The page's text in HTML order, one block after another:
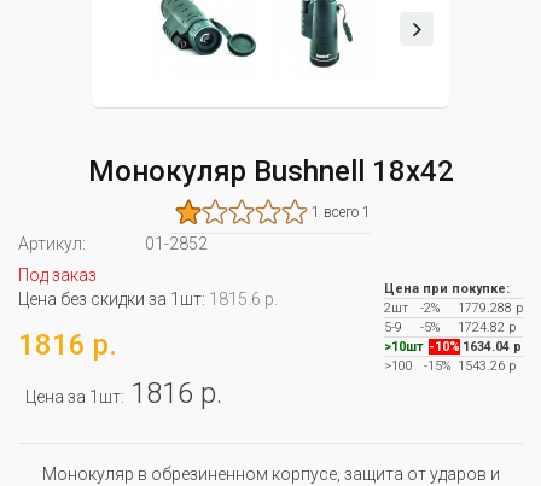
Монокуляр Bushnell 18х42
1 всего 1
Артикул:
01-2852
Под заказ
Цена без скидки за 1шт: 1815.6 р.
1816 р.
Цена за 1шт: 1816 р.
Цена при покупке:
2шт
-2%
1779.288 р
5-9
-5%
1724.82 р
>10шт -10% 1634.04 р
>100
-15% 1543.26 р
Монокуляр в обрезиненном корпусе, защита от ударов и